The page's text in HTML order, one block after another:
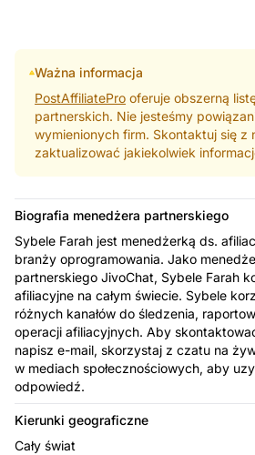
Ważna informacja
PostAffiliatePro oferuje obszerną
partnerskich. Nie jesteśmy
wymienionych firm. Skontaktuj się z
zaktualizować jakiekolwiek
Biografia menedżera partnerskiego
Sybele Farah jest menedżerką ds.
branży oprogramowania. Jako
partnerskiego JivoChat, Sybele Farah
afiliacyjne na całym świecie. Sybele
różnych kanałów do śledzenia,
operacji afiliacyjnych. Aby
napisz e-mail, skorzystaj z czatu na
w mediach społecznościowych, aby
odpowiedź.
Kierunki geograficzne
Cały świat